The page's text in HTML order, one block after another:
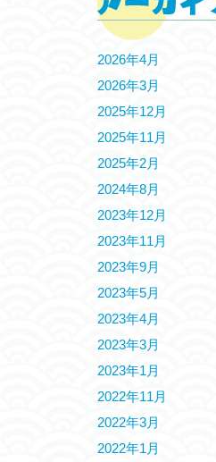
2026年4月
2026年3月
2025年12月
2025年11月
2025年2月
2024年8月
2023年12月
2023年11月
2023年9月
2023年5月
2023年4月
2023年3月
2023年1月
2022年11月
2022年3月
2022年1月